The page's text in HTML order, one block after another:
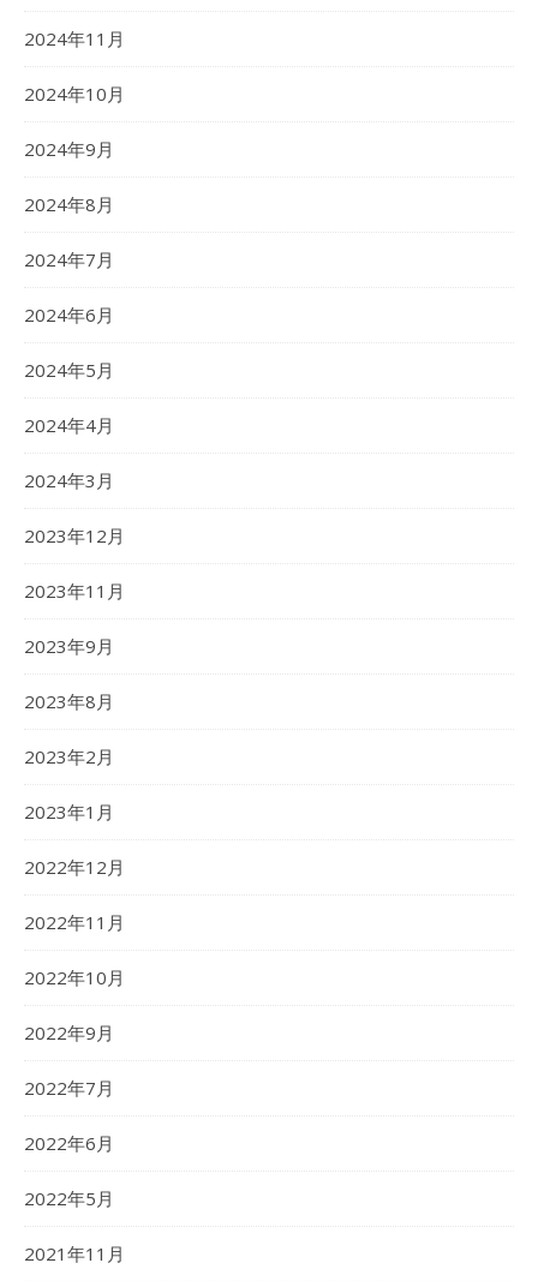
2024年11月
2024年10月
2024年9月
2024年8月
2024年7月
2024年6月
2024年5月
2024年4月
2024年3月
2023年12月
2023年11月
2023年9月
2023年8月
2023年2月
2023年1月
2022年12月
2022年11月
2022年10月
2022年9月
2022年7月
2022年6月
2022年5月
2021年11月